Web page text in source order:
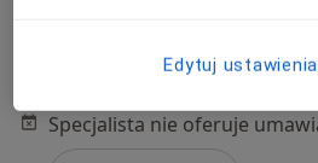
Edytuj ustawienia